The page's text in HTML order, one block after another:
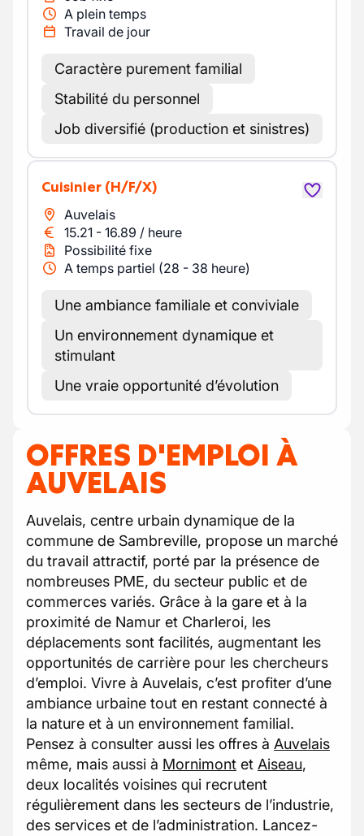
A plein temps
Travail de jour
Caractère purement familial
Stabilité du personnel
Job diversifié (production et sinistres)
Cuisinier (H/F/X)
Auvelais
15.21 - 16.89 / heure
Possibilité fixe
A temps partiel (28 - 38 heure)
Une ambiance familiale et conviviale
Un environnement dynamique et
stimulant
Une vraie opportunité d’évolution
OFFRES D'EMPLOI À
AUVELAIS
Auvelais, centre urbain dynamique de la
commune de Sambreville, propose un marché
du travail attractif, porté par la présence de
nombreuses PME, du secteur public et de
commerces variés. Grâce à la gare et à la
proximité de Namur et Charleroi, les
déplacements sont facilités, augmentant les
opportunités de carrière pour les chercheurs
d’emploi. Vivre à Auvelais, c’est profiter d’une
ambiance urbaine tout en restant connecté à
la nature et à un environnement familial.
Pensez à consulter aussi les offres à Auvelais
même, mais aussi à Mornimont et Aiseau,
deux localités voisines qui recrutent
régulièrement dans les secteurs de l’industrie,
des services et de l’administration. Lancez-